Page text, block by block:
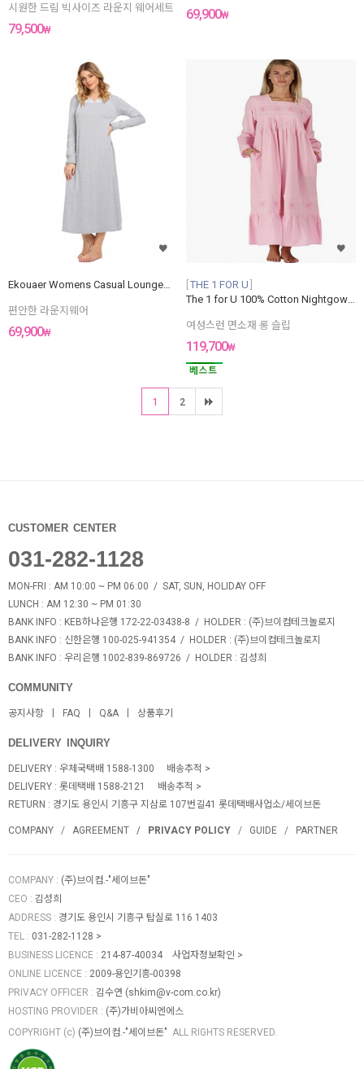
시원한 드림 빅사이즈 라운지 웨어세트
79,500₩
69,900₩
Ekouaer Womens Casual Loungewear V-Neck Lace Sleepwear Full Length Nightgown
편안한 라운지웨어
69,900₩
THE 1 FOR U
The 1 for U 100% Cotton Nightgown Violet With Pockets
여성스런 면소재 롱 슬립
119,700₩
1 2
CUSTOMER CENTER
031-282-1128
MON-FRI : AM 10:00 ~ PM 06:00 / SAT, SUN, HOLIDAY OFF
LUNCH : AM 12:30 ~ PM 01:30
BANK INFO : KEB하나은행 172-22-03438-8 / HOLDER : (주)브이컴테크놀로지
BANK INFO : 신한은행 100-025-941354 / HOLDER : (주)브이컴테크놀로지
BANK INFO : 우리은행 1002-839-869726 / HOLDER : 김성희
COMMUNITY
공지사항 FAQ Q&A 상품후기
DELIVERY INQUIRY
DELIVERY : 우체국택배 1588-1300
배송추적
DELIVERY : 롯데택배 1588-2121
배송추적
RETURN : 경기도 용인시 기흥구 지삼로 107번길41 롯데택배사업소/세이브돈
COMPANY AGREEMENT PRIVACY POLICY GUIDE PARTNER
COMPANY : (주)브이컴.-"세이브돈"
CEO : 김성희
ADDRESS : 경기도 용인시 기흥구 탑실로 116 1403
TEL : 031-282-1128
BUSINESS LICENCE : 214-87-40034
사업자정보확인
ONLINE LICENCE : 2009-용인기흥-00398
PRIVACY OFFICER : 김수연 (shkim@v-com.co.kr)
HOSTING PROVIDER : (주)가비아씨엔에스
COPYRIGHT (c) (주)브이컴.-"세이브돈" ALL RIGHTS RESERVED.